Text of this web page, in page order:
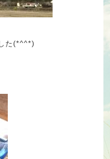
た(*^^*)